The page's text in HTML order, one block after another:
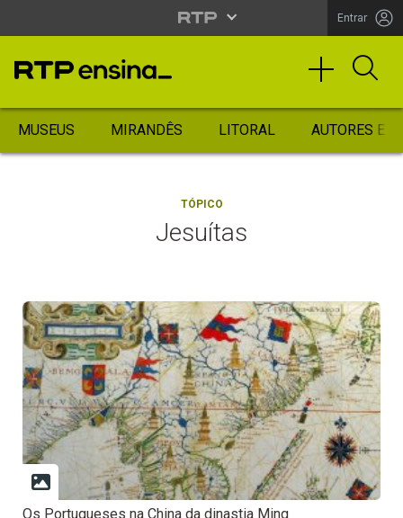
Entrar
MUSEUS MIRANDÊS LITORAL AUTORES
TÓPICO
Jesuítas
Os Portugueses na China da dinastia Ming